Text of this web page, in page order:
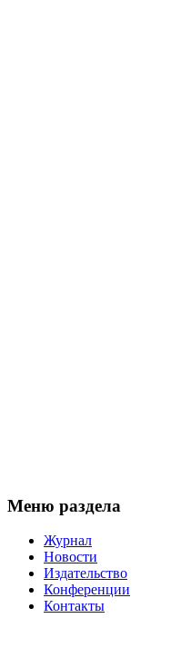
Меню раздела
Журнал
Новости
Издательство
Конференции
Контакты